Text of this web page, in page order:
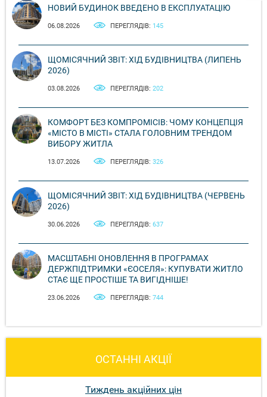
НОВИЙ БУДИНОК ВВЕДЕНО В ЕКСПЛУАТАЦІЮ
06.08.2026 ПЕРЕГЛЯДІВ: 145
ЩОМІСЯЧНИЙ ЗВІТ: ХІД БУДІВНИЦТВА (ЛИПЕНЬ
2026)
03.08.2026 ПЕРЕГЛЯДІВ: 202
КОМФОРТ БЕЗ КОМПРОМІСІВ: ЧОМУ КОНЦЕПЦІЯ
«МІСТО В МІСТІ» СТАЛА ГОЛОВНИМ ТРЕНДОМ
ВИБОРУ ЖИТЛА
13.07.2026 ПЕРЕГЛЯДІВ: 326
ЩОМІСЯЧНИЙ ЗВІТ: ХІД БУДІВНИЦТВА (ЧЕРВЕНЬ
2026)
30.06.2026 ПЕРЕГЛЯДІВ: 637
МАСШТАБНІ ОНОВЛЕННЯ В ПРОГРАМАХ
ДЕРЖПІДТРИМКИ «ЄОСЕЛЯ»: КУПУВАТИ ЖИТЛО
СТАЄ ЩЕ ПРОСТІШЕ ТА ВИГІДНІШЕ!
23.06.2026 ПЕРЕГЛЯДІВ: 744
ОСТАННІ АКЦІЇ
Тиждень акційних цін